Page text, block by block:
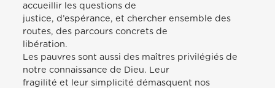
accueillir les questions de
justice, d’espérance, et chercher ensemble des
routes, des parcours concrets de
libération.
Les pauvres sont aussi des maîtres privilégiés de
notre connaissance de Dieu. Leur
fragilité et leur simplicité démasquent nos